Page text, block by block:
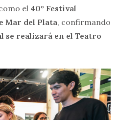
el 40° Festival
Mar del Plata, confirmando
se realizará en el Teatro